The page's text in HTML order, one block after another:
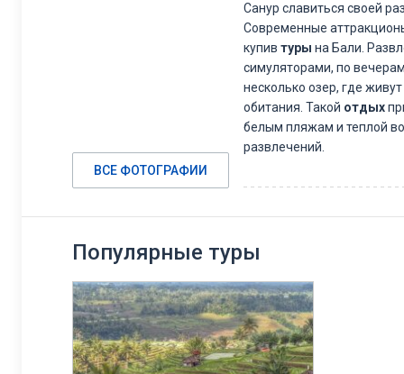
ВСЕ ФОТОГРАФИИ
Санур славиться своей
Современные
купив туры на Бали.
симуляторами, по
несколько озер, где
обитания. Такой отдых
белым пляжам и теплой
развлечений.
для погружения. Санур
распространен и
Популярные туры